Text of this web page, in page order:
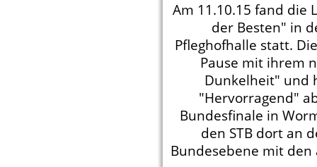
Am 11.10.15 fand die
der Besten" in
Pfleghofhalle statt.
Pause mit ihrem
Dunkelheit" und
"Hervorragend"
Bundesfinale in
den STB dort an
Bundesebene mit